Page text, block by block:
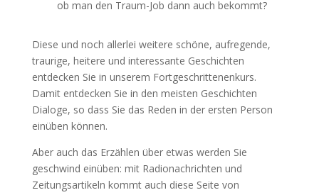
ob man den Traum-Job dann auch bekommt?
Diese und noch allerlei weitere schöne, aufregende,
traurige, heitere und interessante Geschichten
entdecken Sie in unserem Fortgeschrittenenkurs.
Damit entdecken Sie in den meisten Geschichten
Dialoge, so dass Sie das Reden in der ersten Person
einüben können.
Aber auch das Erzählen über etwas werden Sie
geschwind einüben: mit Radionachrichten und
Zeitungsartikeln kommt auch diese Seite von